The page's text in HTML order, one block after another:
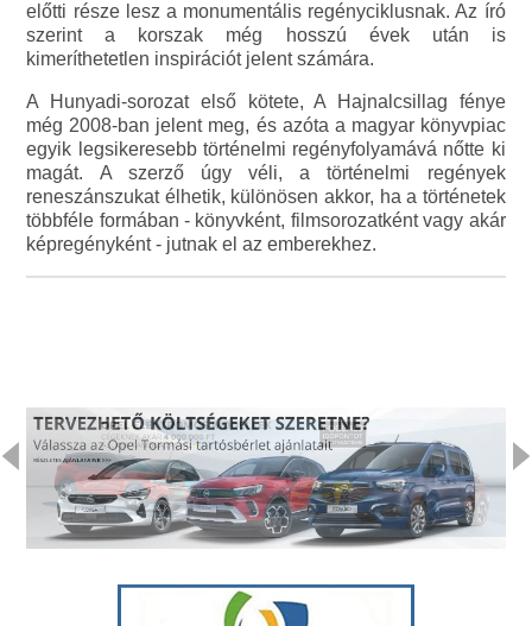
előtti része lesz a monumentális regényciklusnak. Az író
szerint a korszak még hosszú évek után is
kimeríthetetlen inspirációt jelent számára.
A Hunyadi-sorozat első kötete, A Hajnalcsillag fénye
még 2008-ban jelent meg, és azóta a magyar könyvpiac
egyik legsikeresebb történelmi regényfolyamává nőtte ki
magát. A szerző úgy véli, a történelmi regények
reneszánszukat élhetik, különösen akkor, ha a történetek
többféle formában - könyvként, filmsorozatként vagy akár
képregényként - jutnak el az emberekhez.